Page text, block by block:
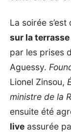
La soirée
sur la
par les prises
Aguessy.
Lionel Zinsou,
ministre de la
ensuite été
live assurée